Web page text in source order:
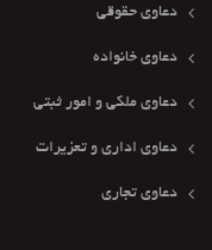
دعاوی حقوقی
دعاوی خانواده
دعاوی ملکی و امور ثبتی
دعاوی اداری و تعزیرات
دعاوی تجاری